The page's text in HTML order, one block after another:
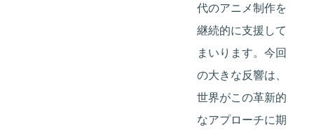
代のアニメ制作を
継続的に支援して
まいります。今回
の大きな反響は、
世界がこの革新的
なアプローチに期